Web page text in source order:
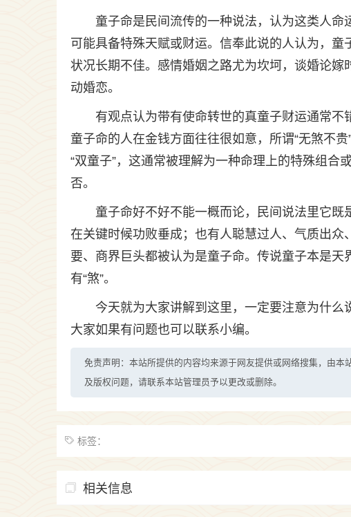
童子命是民间流传的一种说法，认为这类人
可能具备特殊天赋或财运。信奉此说的人认为，
状况长期不佳。感情婚姻之路尤为坎坷，谈婚论
动婚恋。
有观点认为带有使命转世的真童子财运通常不
童子命的人在金钱方面往往很如意，所谓“无煞不
“双童子”，这通常被理解为一种命理上的特殊组
否。
童子命好不好不能一概而论，民间说法里它
在关键时候功败垂成；也有人聪慧过人、气质出
要、商界巨头都被认为是童子命。传说童子本是
有“煞”。
今天就为大家讲解到这里，一定要注意为什么
大家如果有问题也可以联系小编。
免责声明：本站所提供的内容均来源于网友提供或网络搜集，由
及版权问题，请联系本站管理员予以更改或删除。
标签：
相关信息